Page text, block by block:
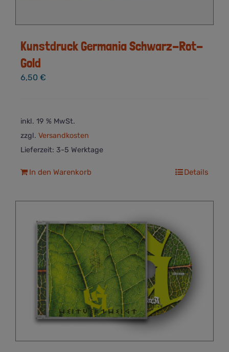
Kunstdruck Germania Schwarz-Rot-
Gold
6,50 €
inkl. 19 % MwSt.
zzgl. Versandkosten
Lieferzeit: 3-5 Werktage
In den Warenkorb Details